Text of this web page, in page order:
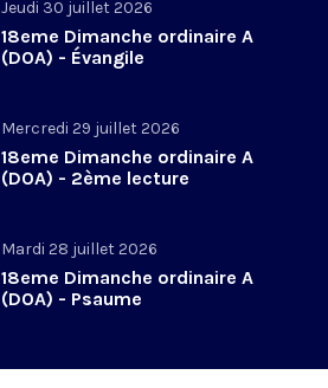
Jeudi 30 juillet 2026
18eme Dimanche ordinaire A
(DOA) - Évangile
Mercredi 29 juillet 2026
18eme Dimanche ordinaire A
(DOA) - 2ème lecture
Mardi 28 juillet 2026
18eme Dimanche ordinaire A
(DOA) - Psaume